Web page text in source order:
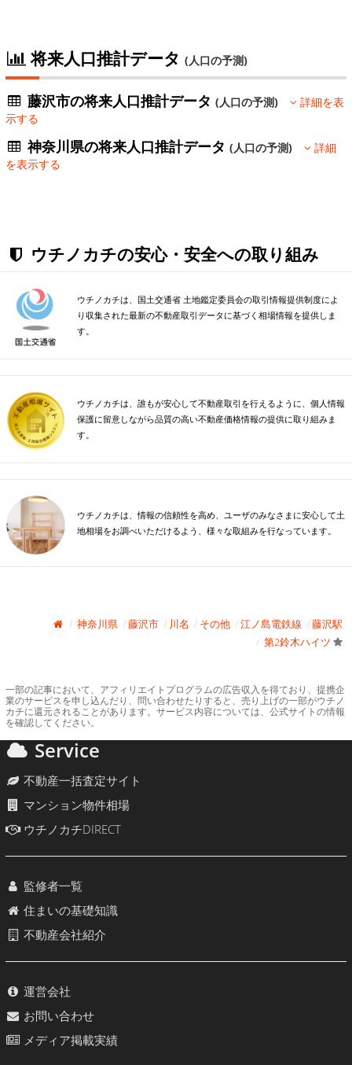
将来人口推計データ (人口の予測)
藤沢市の将来人口推計データ(人口の予測)
詳細を表
示する
神奈川県の将来人口推計データ(人口の予測)
詳細
を表示する
ウチノカチの安心・安全への取り組み
ウチノカチは、国土交通省 土地鑑定委員会の取引情報提供制度によ
り収集された最新の不動産取引データに基づく相場情報を提供しま
す。
ウチノカチは、誰もが安心して不動産取引を行えるように、個人情報
保護に留意しながら品質の高い不動産価格情報の提供に取り組みま
す。
ウチノカチは、情報の信頼性を高め、ユーザのみなさまに安心して土
地相場をお調べいただけるよう、様々な取組みを行なっています。
神奈川県 藤沢市 川名 その他 江ノ島電鉄線
藤沢駅
第2鈴木ハイツ
一部の記事において、アフィリエイトプログラムの広告収入を得ており、提携企
業のサービスを申し込んだり、問い合わせたりすると、売り上げの一部がウチノ
カチに還元されることがあります。サービス内容については、公式サイトの情報
を確認してください。
Service
不動産一括査定サイト
マンション物件相場
ウチノカチDIRECT
監修者一覧
住まいの基礎知識
不動産会社紹介
運営会社
お問い合わせ
メディア掲載実績